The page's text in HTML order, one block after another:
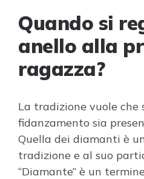
Quando si
anello alla
ragazza?
La tradizione vuole che
fidanzamento sia
Quella dei diamanti è
tradizione e al suo
“Diamante” è un